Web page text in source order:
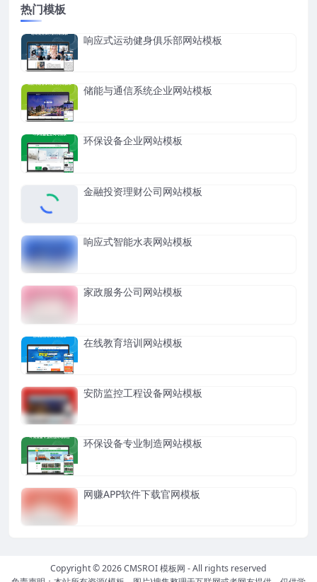
热门模板
响应式运动健身俱乐部网站模板
储能与通信系统企业网站模板
环保设备企业网站模板
金融投资理财公司网站模板
响应式智能水表网站模板
家政服务公司网站模板
在线教育培训网站模板
安防监控工程设备网站模板
环保设备专业制造网站模板
网赚APP软件下载官网模板
Copyright © 2026CMSROI 模板网 - All rights reserved